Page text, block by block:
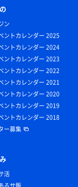
ン
ントカレンダー 2025
ントカレンダー 2024
ントカレンダー 2023
ントカレンダー 2022
ントカレンダー 2021
ントカレンダー 2020
ントカレンダー 2019
ントカレンダー 2018
ー募集
活